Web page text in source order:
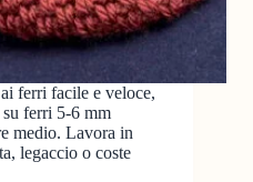
ferri facile e veloce,
ferri 5-6 mm
medio. Lavora in
legaccio o coste